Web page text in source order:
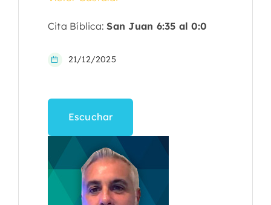
Cita Bíblica:San Juan 6:35 al 0:0
21/12/2025
Escuchar